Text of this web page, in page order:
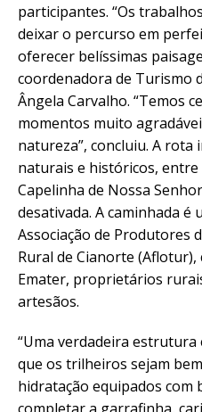
participantes. “Os
deixar o percurso em
oferecer belíssimas
coordenadora de Turismo
Ângela Carvalho. “Temos
momentos muito
natureza”, concluiu. A
naturais e históricos, entre
Capelinha de Nossa
desativada. A caminhada é
Associação de Produtores
Rural de Cianorte
Emater, proprietários
artesãos.
“Uma verdadeira
que os trilheiros sejam
hidratação equipados com